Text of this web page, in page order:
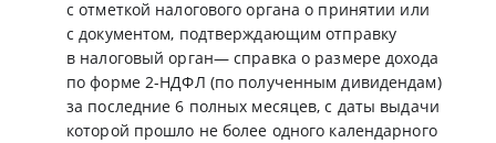
с отметкой налогового органа о принятии или
с документом, подтверждающим отправку
в налоговый орган— справка о размере дохода
по форме 2-НДФЛ (по полученным дивидендам)
за последние 6 полных месяцев, с даты выдачи
которой прошло не более одного календарного